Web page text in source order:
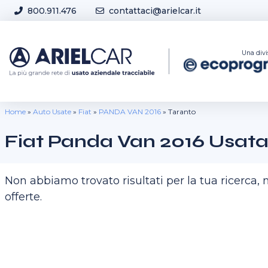
Skip to content
800.911.476
contattaci@arielcar.it
Una
Home » Auto Usate » Fiat » PANDA VAN 2016 » Taranto
Fiat Panda Van 2016
Non abbiamo trovato risultati per la tua
offerte.